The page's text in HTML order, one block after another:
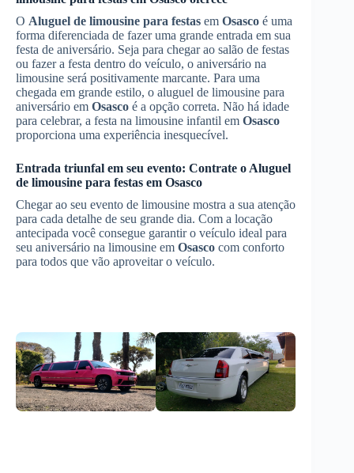
O Aluguel de limousine para festas em Osasco é uma
forma diferenciada de fazer uma grande entrada em sua
festa de aniversário. Seja para chegar ao salão de festas
ou fazer a festa dentro do veículo, o aniversário na
limousine será positivamente marcante. Para uma
chegada em grande estilo, o aluguel de limousine para
aniversário em Osasco é a opção correta. Não há idade
para celebrar, a festa na limousine infantil em Osasco
proporciona uma experiência inesquecível.
Entrada triunfal em seu evento: Contrate o Aluguel
de limousine para festas em Osasco
Chegar ao seu evento de limousine mostra a sua atenção
para cada detalhe de seu grande dia. Com a locação
antecipada você consegue garantir o veículo ideal para
seu aniversário na limousine em Osasco com conforto
para todos que vão aproveitar o veículo.